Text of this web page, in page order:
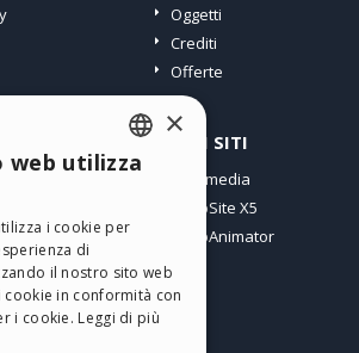
Oggetti
Crediti
Offerte
ALTRI SITI
Incomedia
WebSite X5
WebAnimator
ENGLISH
SPANISH
PORTUGUESE
×
web utilizza
i cookie per
di
il nostro sito web
cookie in conformità con
i cookie. Leggi di più